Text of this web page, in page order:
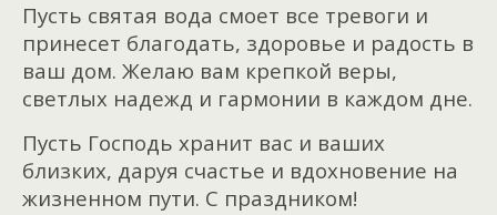
Пусть святая вода смоет все тревоги и
принесет благодать, здоровье и радость в
ваш дом. Желаю вам крепкой веры,
светлых надежд и гармонии в каждом дне.
Пусть Господь хранит вас и ваших
близких, даруя счастье и вдохновение на
жизненном пути. С праздником!